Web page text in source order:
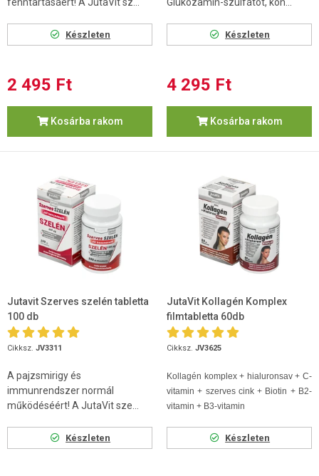
fenntartásáért! A JutaVit sz...
Készleten
2 495 Ft
Kosárba rakom
Glükozamin-szulfátot, kon...
Készleten
4 295 Ft
Kosárba rakom
Jutavit Szerves szelén tabletta
100 db
Cikksz. JV3311
A pajzsmirigy és
immunrendszer normál
működéséért! A JutaVit sze...
Készleten
JutaVit Kollagén Komplex
filmtabletta 60db
Cikksz. JV3625
Kollagén komplex + hialuronsav + C-
vitamin + szerves cink + Biotin + B2-
vitamin + B3-vitamin
Készleten